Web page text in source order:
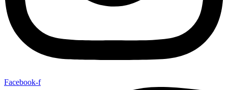
Facebook-f